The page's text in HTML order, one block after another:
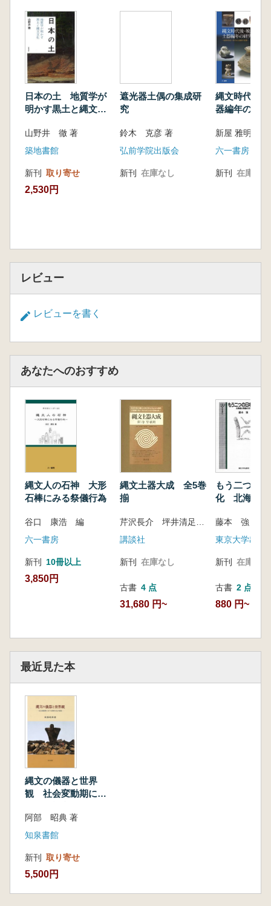
4 斧状土製品の変遷過程
5 斧状土製品の機能・用途に関する考察
6 斧状土製品の出現の意義とその系譜
7 おわりに
第4章 縄文時代の鐸形土製品に関する一考察
1 はじめに
2 研究略史
4 鐸形土製品の用途について
5 おわりに
側面
1 はじめに
ア土器
5 まとめ
第6章 東北地方北部における石刀の顕在化
1 はじめに
2 東北地方北部～北海道西南部の後期前葉の
5 石刀の機能・用途について
1 「第一の道具」と「第二の道具」の認識
2 「第二の道具」の研究法
(1)ライフサイクル論
(2)土偶変形に見る縄文人の思考
(3)鐸形土製品に関する自然科学分析と実験考
古学的手法
(4)ミニチュア土器の機能・用途について
(6)石刀に残された痕跡の意味
(7)三角形岩版の用途研究
(8)「第二の道具」の研究法について
「場」の関わり
第8章 縄文研究における「景観論」
4 竪穴住居跡に見られる空間分割・認識
6 竪穴住居の空間認識と世界観
7 集落境と周辺景観の認識──「空間」と「時
間」
終章 縄文時代の社会変動期における精神文化
1 はじめに
2 「第二の道具」論の方法と課題
4 中期末葉における社会変動と精神文化のか
かわり
日本の土 地質学が
明かす黒土と縄文文
山野井 徹 著
築地書館
新刊 取り寄せ
2,530円
遮光器土偶の集成研
究
鈴木 克彦 著
弘前学院出版会
新刊 在庫なし
縄文時代後
器編年の研
群の変遷
新屋 雅明 著
六一書房
新刊 在庫なし
レビュー
レビューを書く
あなたへのおすすめ
縄文人の石神 大形
石棒にみる祭儀行為
谷口 康浩 編
六一書房
新刊 10冊以上
3,850円
縄文土器大成 全5巻
揃
講談社
新刊 在庫なし
古書 4 点
31,680 円~
もう二つの
化 北海道と
藤本 強 著
東京大学出版
新刊 在庫なし
古書 2 点
880 円~
最近見た本
縄文の儀器と世界
観 社会変動期にお
阿部 昭典 著
知泉書館
新刊 取り寄せ
5,500円